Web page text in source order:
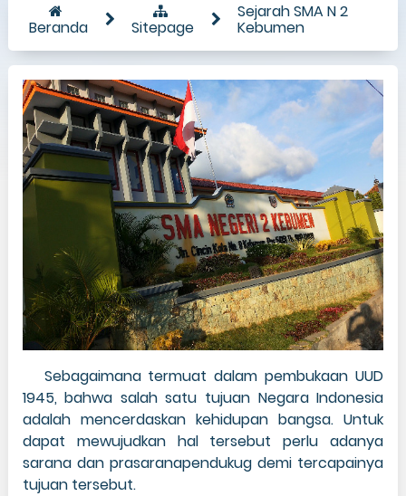
Beranda Sitepage
Sejarah SMA N 2
Kebumen
Sebagaimana termuat dalam pembukaan UUD
1945, bahwa salah satu tujuan Negara Indonesia
adalah mencerdaskan kehidupan bangsa. Untuk
dapat mewujudkan hal tersebut perlu adanya
sarana dan prasaranapendukug demi tercapainya
tujuan tersebut.